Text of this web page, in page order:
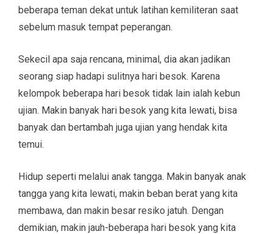
beberapa teman dekat untuk latihan kemiliteran saat
sebelum masuk tempat peperangan.
Sekecil apa saja rencana, minimal, dia akan jadikan
seorang siap hadapi sulitnya hari besok. Karena
kelompok beberapa hari besok tidak lain ialah kebun
ujian. Makin banyak hari besok yang kita lewati, bisa
banyak dan bertambah juga ujian yang hendak kita
temui.
Hidup seperti melalui anak tangga. Makin banyak anak
tangga yang kita lewati, makin beban berat yang kita
membawa, dan makin besar resiko jatuh. Dengan
demikian, makin jauh-beberapa hari besok yang kita